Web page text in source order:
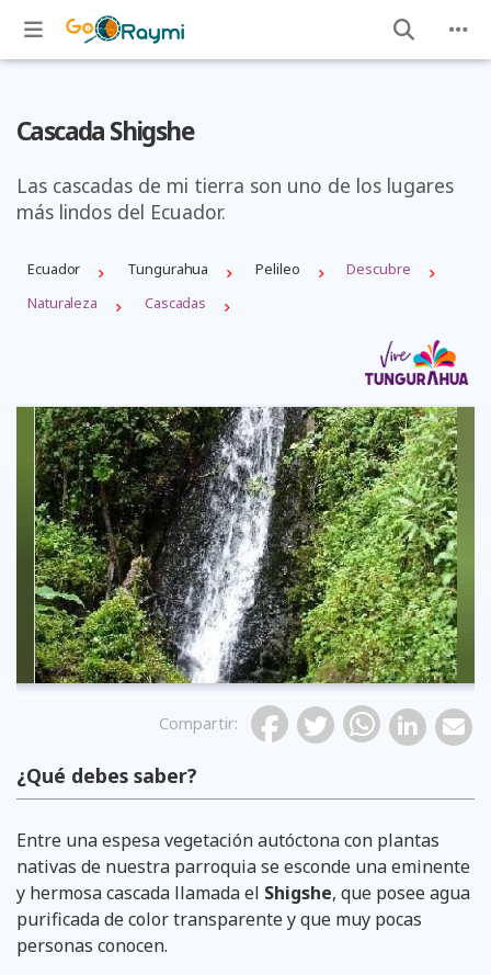
Cascada Shigshe
Las cascadas de mi tierra son uno de los lugares
más lindos del Ecuador.
Ecuador Tungurahua Pelileo
Descubre
Naturaleza
Cascadas
Compartir:
¿Qué debes saber?
Entre una espesa vegetación autóctona con plantas
nativas de nuestra parroquia se esconde una eminente
y hermosa cascada llamada el Shigshe, que posee agua
purificada de color transparente y que muy pocas
personas conocen.